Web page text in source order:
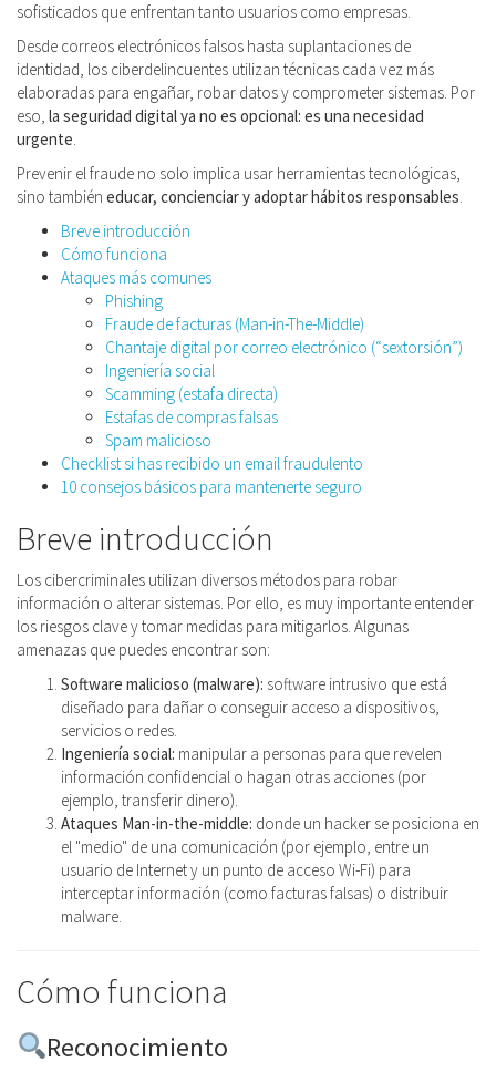
sofisticados que enfrentan tanto usuarios como empresas.
Desde correos electrónicos falsos hasta suplantaciones de
identidad, los ciberdelincuentes utilizan técnicas cada vez más
elaboradas para engañar, robar datos y comprometer sistemas. Por
eso, la seguridad digital ya no es opcional: es una necesidad
urgente.
Prevenir el fraude no solo implica usar herramientas tecnológicas,
sino también educar, concienciar y adoptar hábitos responsables.
Breve introducción
Cómo funciona
Ataques más comunes
Phishing
Fraude de facturas (Man-in-The-Middle)
Chantaje digital por correo electrónico (“sextorsión”)
Ingeniería social
Scamming (estafa directa)
Estafas de compras falsas
Spam malicioso
Checklist si has recibido un email fraudulento
10 consejos básicos para mantenerte seguro
Breve introducción
Los cibercriminales utilizan diversos métodos para robar
información o alterar sistemas. Por ello, es muy importante entender
los riesgos clave y tomar medidas para mitigarlos. Algunas
amenazas que puedes encontrar son:
Software malicioso (malware): software intrusivo que está
diseñado para dañar o conseguir acceso a dispositivos,
servicios o redes.
Ingeniería social: manipular a personas para que revelen
información confidencial o hagan otras acciones (por
ejemplo, transferir dinero).
Ataques Man-in-the-middle: donde un hacker se posiciona en
el "medio" de una comunicación (por ejemplo, entre un
usuario de Internet y un punto de acceso Wi-Fi) para
interceptar información (como facturas falsas) o distribuir
malware.
Cómo funciona
Reconocimiento